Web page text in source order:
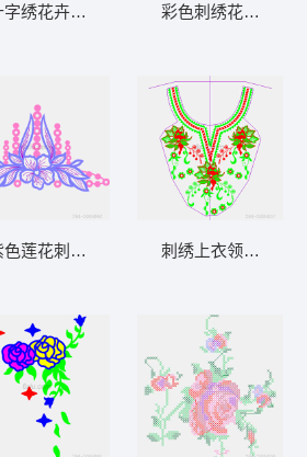
字绣花卉图案设计图
色莲花刺绣头饰设计
彩色刺绣花卉图案设
刺绣上衣领口设计图